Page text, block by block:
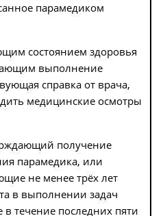
парамедиком
состоянием здоровья
выполнение
справка от врача,
медицинские осмотры
получение
парамедика, или
не менее трёх лет
в выполнении задач
течение последних пяти